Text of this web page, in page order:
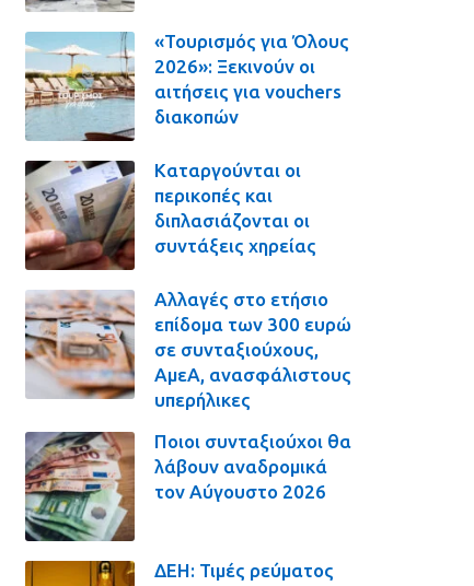
«Τουρισμός για Όλους
2026»: Ξεκινούν οι
αιτήσεις για vouchers
διακοπών
Καταργούνται οι
περικοπές και
διπλασιάζονται οι
συντάξεις χηρείας
Αλλαγές στο ετήσιο
επίδομα των 300 ευρώ
σε συνταξιούχους,
ΑμεΑ, ανασφάλιστους
υπερήλικες
Ποιοι συνταξιούχοι θα
λάβουν αναδρομικά
τον Αύγουστο 2026
ΔΕΗ: Τιμές ρεύματος